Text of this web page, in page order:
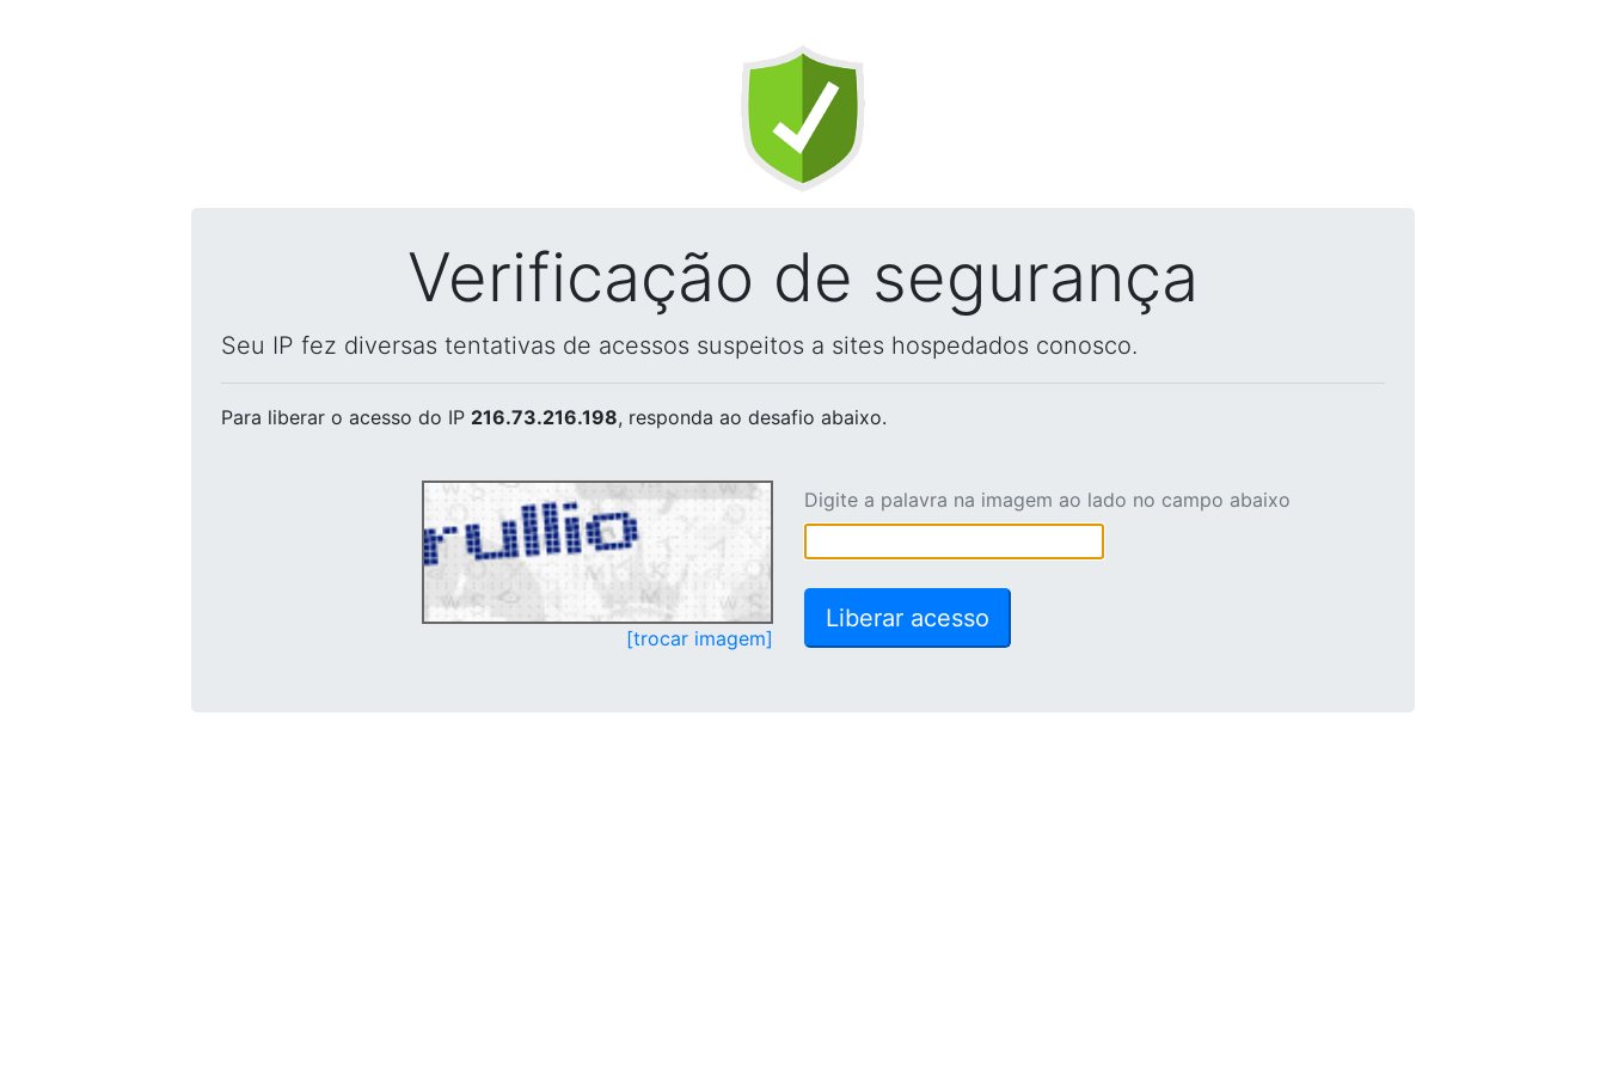
Verificação de segurança
Seu IP fez diversas tentativas de acessos suspeitos a sites hospedados conosco.
Para liberar o acesso do IP 216.73.216.198, responda ao desafio abaixo.
[trocar imagem]
Digite a palavra na imagem ao lado no campo abaixo